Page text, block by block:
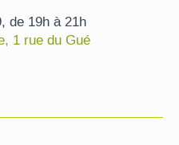
de 19h à 21h
1 rue du Gué